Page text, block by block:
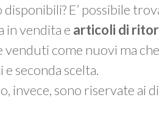
E’ possibile
in vendita e articoli di
venduti come nuovi ma
e seconda scelta.
invece, sono riservate ai